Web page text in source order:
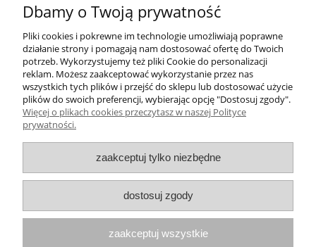
Moje konto
Płatności i dostawa
Informacje
O nas
Numer konta do przelewów: 21 1050 1445
1000 0091 4895 6635
Paulina Schroeder Medverita Group
Dbamy o Twoją prywatność
Pliki cookies i pokrewne im technologie umożliwiają poprawne
działanie strony i pomagają nam dostosować ofertę do Twoich
potrzeb. Wykorzystujemy też pliki Cookie do personalizacji
reklam. Możesz zaakceptować wykorzystanie przez nas
wszystkich tych plików i przejść do sklepu lub dostosować użycie
plików do swoich preferencji, wybierając opcję "Dostosuj zgody".
Więcej o plikach cookies przeczytasz w naszej Polityce
prywatności.
zaakceptuj tylko niezbędne
dostosuj zgody
zaakceptuj wszystkie